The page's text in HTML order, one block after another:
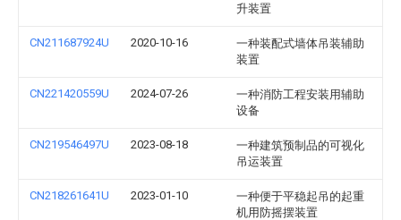
升装置
CN211687924U 2020-10-16
一种装配式墙体吊装辅助
装置
CN221420559U 2024-07-26
一种消防工程安装用辅助
设备
CN219546497U 2023-08-18
一种建筑预制品的可视化
吊运装置
CN218261641U 2023-01-10
一种便于平稳起吊的起重
机用防摇摆装置